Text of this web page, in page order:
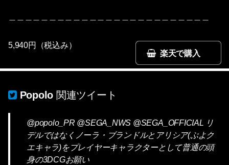
楽天で購入
5,940円（税込み）
Popolo 関連ツイート
@popolo_PR @SEGA_NWS @SEGA_OFFICIAL リ
デルではなくノーラ・ブランドルとアリシア(ぷよク
エキャラ)をプレイヤーキャラクターとして普通の頭
身の3DCGお願い